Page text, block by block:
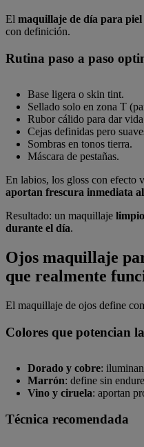
El maquillaje de día para
con definición.
Rutina paso a paso
Base ligera o skin tint.
Sellado solo en zona T
Rubor cálido para dar
Cejas definidas pero
Sombras en tonos tierra.
Máscara de pestañas.
En labios, los gloss con efecto
aportan frescura inmediata
Resultado: un maquillaje
durante el día.
Ojos maquillaje
que realmente
El maquillaje de ojos define
Colores que potencian
Dorado y cobre:
Marrón: define sin
Vino y ciruela: aportan
Técnica recomendada